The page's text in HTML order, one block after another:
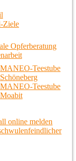
Ziele
Opferberatung
MANEO-Teestube
Schöneberg
MANEO-Teestube
Moabit
online melden